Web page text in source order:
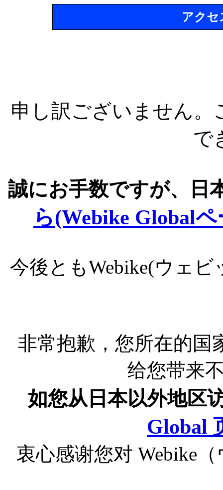
アクセ
申し訳ございません
で
誠にお手数ですが、日
ら(Webike Global
今後ともWebike(ウェ
非常抱歉，您所在的国
给您带来
如您从日本以外地区
Global
衷心感谢您对 Webike